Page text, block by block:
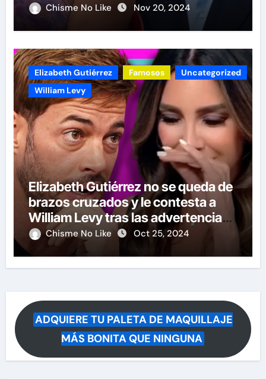
Chisme No Like Nov 20, 2024
Elizabeth Gutiérrez Famosos
Uncategorized
William Levy
Elizabeth Gutiérrez no se queda de
brazos cruzados y le contesta a
William Levy tras las advertencias
de demandas
Chisme No Like Oct 25, 2024
ADQUIERE TU PALETA DE MAQUILLAJE
MÁS BONITA QUE NINGUNA